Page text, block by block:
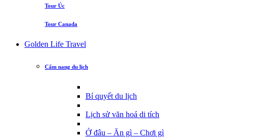
Tour Úc
Tour Canada
Golden Life Travel
Cẩm nang du lịch
Bí quyết du lịch
Lịch sử văn hoá di tích
Ở đâu – Ăn gì – Chơi gì